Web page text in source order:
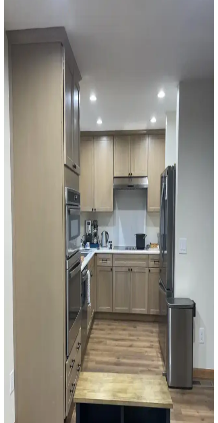
sağlar.
Mutfak Köşesini Fonksiyonel ve Estetik Hale
Getirme Pratik Düzenleme Yöntemleri
Mutfak köşenizi düzenlerken gereksiz eşyalardan kurtulmak,
bitkileri doğru konumlandırmak ve askı sistemleri kullanmak
işlevsellik ve estetik sağlar. Alanı işlevsel gruplarla düzenlemek
Mutfak Tezgah Arkası Seçiminde Renk, Stil ve
Fonksiyonellik Dengesi
Mutfak tezgah arkası seçiminde gri dolapların alt tonları, renk
uyumu, desen seçimi ve malzeme fonksiyonelliği önem taşır.
Mermer, cam ve taş malzemeler estetik ve dayanıklılık açısından
Mutfak Tezgah Arkası Seçiminde Granit ve Seramik
Karoların Estetik ve İşlevsel Karşılaştırması
Mutfak tezgah arkası seçiminde granit ve seramik karoların estetik
ve işlevsel avantajları karşılaştırılıyor. Tasarımda denge, renk uyumu
ve uzun vadeli kullanım ön planda tutuluyor.
Mutfak Pencereleri İçin Fonksiyonel ve Estetik
Perde Seçenekleri ve Montaj Yöntemleri
Mutfak pencerelerinin tasarımına uygun perde seçimi, ışık kontrolü
ve kullanım kolaylığı sağlar. Roman storlar, kafe perdeleri ve entegre
sistemler, estetik ve fonksiyonel çözümler sunar.
Mutfak Dolapları İçin Uygun Boya Rengi Seçimi ve
Uygulama İpuçları
Mutfak dolapları için renk seçimi, yüzey hazırlığı ve boya uygulama
teknikleri detaylıca ele alınmıştır. Mekanın ışık ve renk uyumu göz
önünde bulundurularak, dayanıklı ve estetik sonuçlar için öneriler
sunulmaktadır.
Siyah, Gri ve Beyaz Granit Tezgahlarla Uyumlu
Dolap Boya Renkleri ve Dekorasyon Önerileri